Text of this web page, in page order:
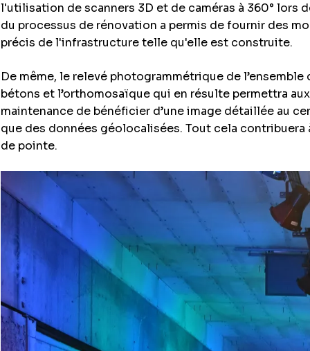
l'utilisation de scanners 3D et de caméras à 360° lors
du processus de rénovation a permis de fournir des
précis de l'infrastructure telle qu'elle est construite.
De même, le relevé photogrammétrique de l’ensemble
bétons et l’orthomosaïque qui en résulte permettra
maintenance de bénéficier d’une image détaillée au
que des données géolocalisées. Tout cela contribuera
de pointe.